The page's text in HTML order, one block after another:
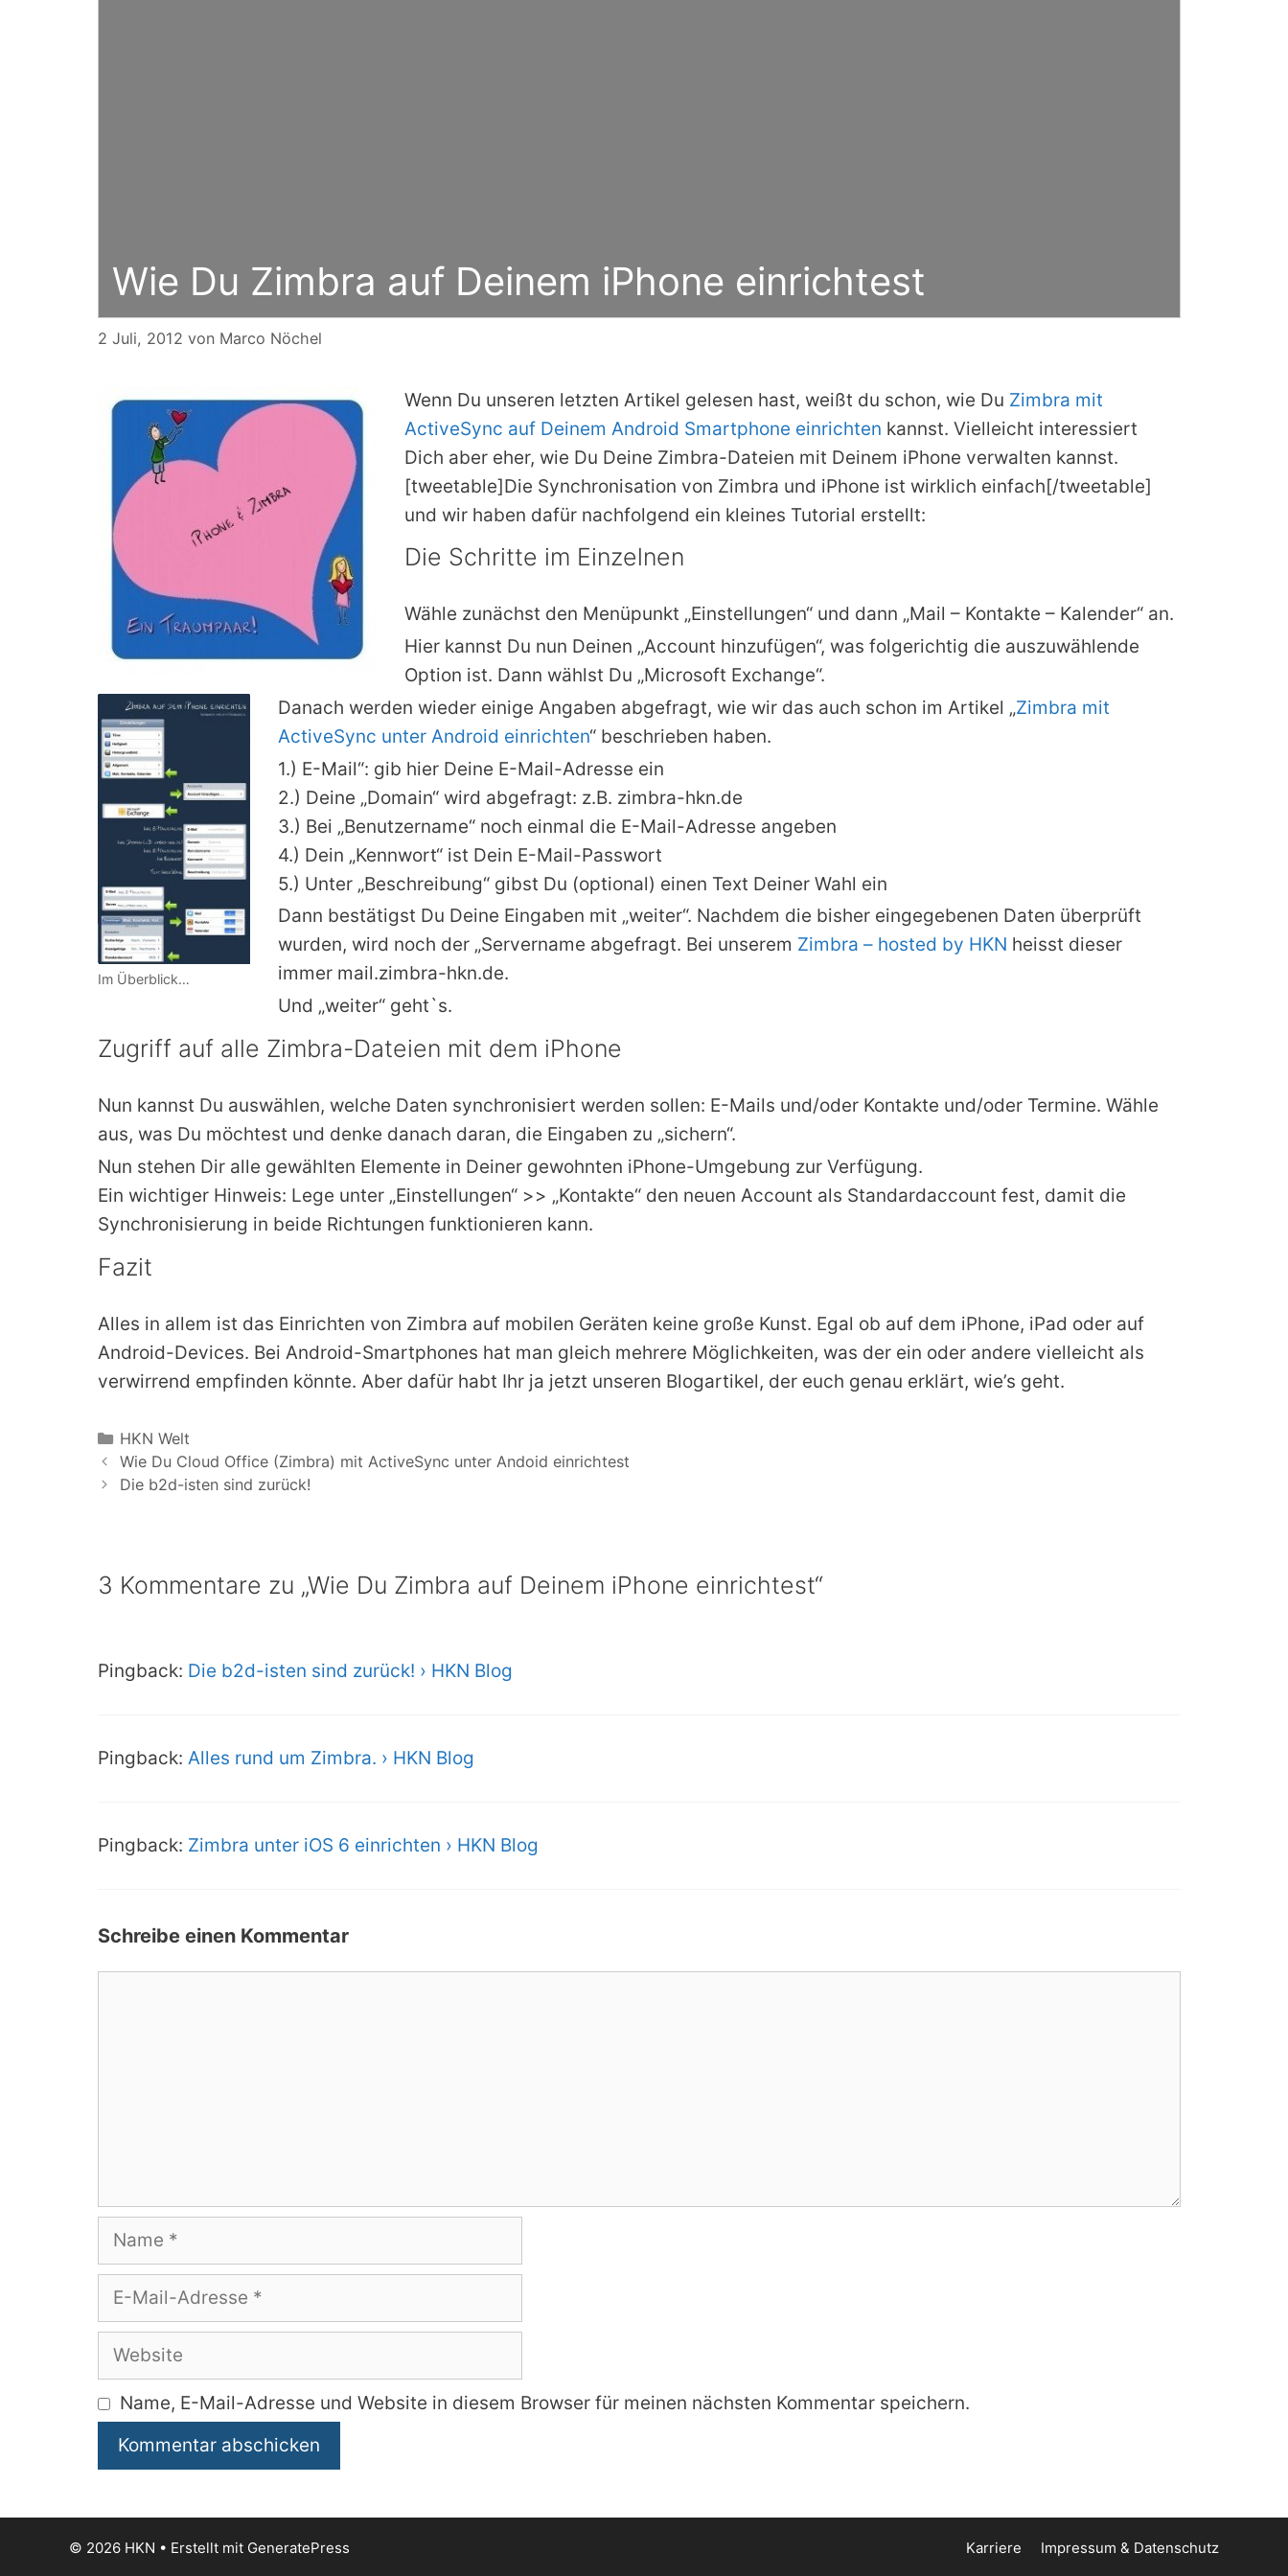
Wie Du Zimbra auf Deinem iPhone einrichtest
2 Juli, 2012 von Marco Nöchel
Wenn Du unseren letzten Artikel gelesen hast, weißt du schon, wie Du Zimbra mit
ActiveSync auf Deinem Android Smartphone einrichten kannst. Vielleicht interessiert
Dich aber eher, wie Du Deine Zimbra-Dateien mit Deinem iPhone verwalten kannst.
[tweetable]Die Synchronisation von Zimbra und iPhone ist wirklich einfach[/tweetable]
und wir haben dafür nachfolgend ein kleines Tutorial erstellt:
Die Schritte im Einzelnen
Wähle zunächst den Menüpunkt „Einstellungen“ und dann „Mail – Kontakte – Kalender“ an.
Hier kannst Du nun Deinen „Account hinzufügen“, was folgerichtig die auszuwählende
Option ist. Dann wählst Du „Microsoft Exchange“.
Im Überblick…
Danach werden wieder einige Angaben abgefragt, wie wir das auch schon im Artikel „Zimbra mit
ActiveSync unter Android einrichten“ beschrieben haben.
1.) E-Mail“: gib hier Deine E-Mail-Adresse ein
2.) Deine „Domain“ wird abgefragt: z.B. zimbra-hkn.de
3.) Bei „Benutzername“ noch einmal die E-Mail-Adresse angeben
4.) Dein „Kennwort“ ist Dein E-Mail-Passwort
5.) Unter „Beschreibung“ gibst Du (optional) einen Text Deiner Wahl ein
Dann bestätigst Du Deine Eingaben mit „weiter“. Nachdem die bisher eingegebenen Daten überprüft
wurden, wird noch der „Servername abgefragt. Bei unserem Zimbra – hosted by HKN heisst dieser
immer mail.zimbra-hkn.de.
Und „weiter“ geht`s.
Zugriff auf alle Zimbra-Dateien mit dem iPhone
Nun kannst Du auswählen, welche Daten synchronisiert werden sollen: E-Mails und/oder Kontakte und/oder Termine. Wähle
aus, was Du möchtest und denke danach daran, die Eingaben zu „sichern“.
Nun stehen Dir alle gewählten Elemente in Deiner gewohnten iPhone-Umgebung zur Verfügung.
Ein wichtiger Hinweis: Lege unter „Einstellungen“ >> „Kontakte“ den neuen Account als Standardaccount fest, damit die
Synchronisierung in beide Richtungen funktionieren kann.
Fazit
Alles in allem ist das Einrichten von Zimbra auf mobilen Geräten keine große Kunst. Egal ob auf dem iPhone, iPad oder auf
Android-Devices. Bei Android-Smartphones hat man gleich mehrere Möglichkeiten, was der ein oder andere vielleicht als
verwirrend empfinden könnte. Aber dafür habt Ihr ja jetzt unseren Blogartikel, der euch genau erklärt, wie’s geht.
Kategorien
HKN Welt
Wie Du Cloud Office (Zimbra) mit ActiveSync unter Andoid einrichtest
Die b2d-isten sind zurück!
3 Kommentare zu „Wie Du Zimbra auf Deinem iPhone einrichtest“
Pingback: Die b2d-isten sind zurück! › HKN Blog
Pingback: Alles rund um Zimbra. › HKN Blog
Pingback: Zimbra unter iOS 6 einrichten › HKN Blog
Schreibe einen Kommentar
Name
E-
Mail-
Adresse
Website
Name, E-Mail-Adresse und Website in diesem Browser für meinen nächsten Kommentar speichern.
Karriere Impressum & Datenschutz
© 2026 HKN • Erstellt mit GeneratePress